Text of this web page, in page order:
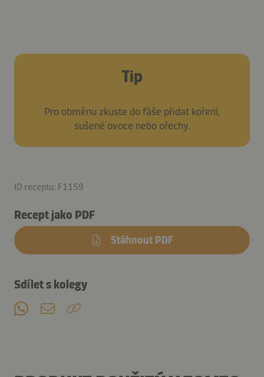
Tip
Pro obměnu zkuste do fáše přidat koření,
sušené ovoce nebo ořechy.
ID receptu: F1159
Recept jako PDF
Stáhnout PDF
Sdílet s kolegy